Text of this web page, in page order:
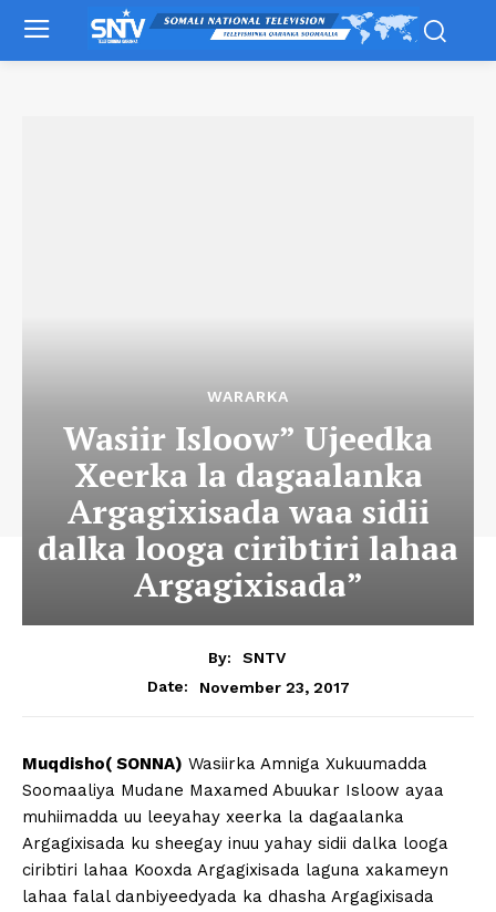
WARARKA
Wasiir Isloow” Ujeedka
Xeerka la dagaalanka
Argagixisada waa sidii
dalka looga ciribtiri lahaa
Argagixisada”
By:
SNTV
Date:
November 23, 2017
Muqdisho( SONNA) Wasiirka Amniga Xukuumadda
Soomaaliya Mudane Maxamed Abuukar Isloow ayaa
muhiimadda uu leeyahay xeerka la dagaalanka
Argagixisada ku sheegay inuu yahay sidii dalka looga
ciribtiri lahaa Kooxda Argagixisada laguna xakameyn
lahaa falal danbiyeedyada ka dhasha Argagixisada